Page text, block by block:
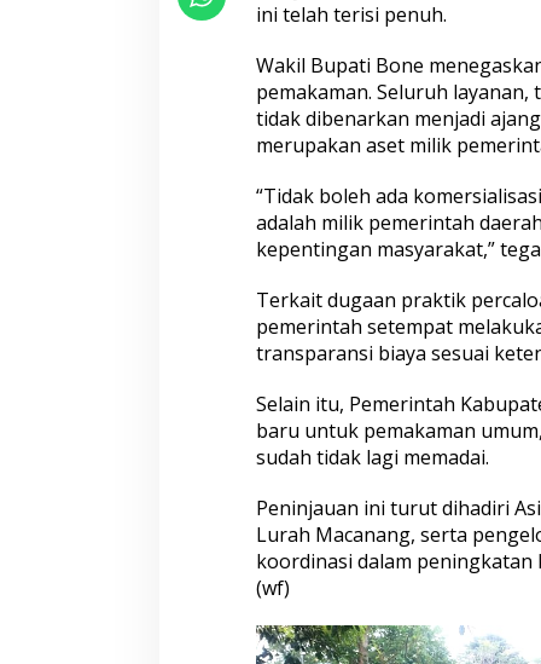
U
s
a
m
M
c
a
n
a
g
,
e
a
s
k
n
L
a
r
g
a
ini telah terisi penuh.
Wakil Bupati Bone
pemakaman. Seluruh
tidak dibenarkan menjadi
merupakan aset milik
“Tidak boleh ada
adalah milik pemerintah
kepentingan masyarakat,”
Terkait dugaan praktik
pemerintah setempat
transparansi biaya sesuai
Selain itu, Pemerintah
baru untuk pemakaman
sudah tidak lagi memadai.
Peninjauan ini turut dihadiri
Lurah Macanang, serta
koordinasi dalam peningkatan
(wf)